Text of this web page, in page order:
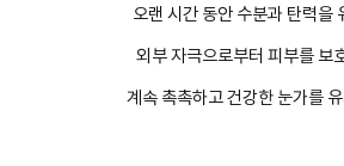
오랜 시간 동안 수분과 탄력을
외부 자극으로부터 피부를 보
계속 촉촉하고 건강한 눈가를